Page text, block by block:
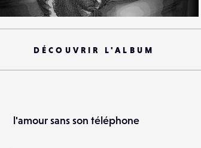
38
DÉCOUVRIR L'ALBUM
l'amour sans son téléphone